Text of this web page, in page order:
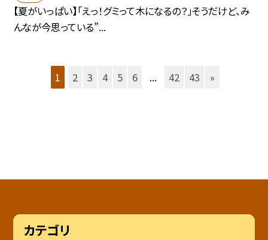
【夏がいっぱい】「えっ！グミって木になるの？」そうだけど、み
んなが今思っている”...
1 2 3 4 5 6 ... 42 43 »
カテゴリ